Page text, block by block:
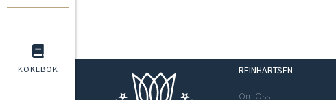
KOKEBOK REINHARTSEN
Om Oss